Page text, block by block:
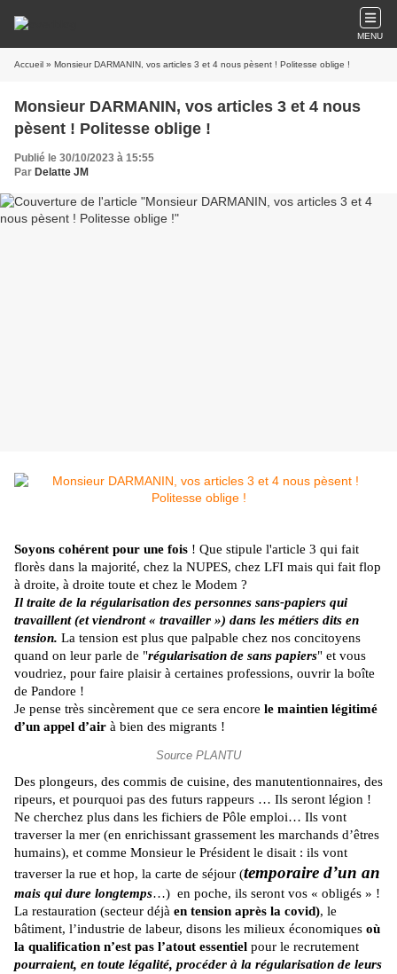
MENU
Accueil » Monsieur DARMANIN, vos articles 3 et 4 nous pèsent ! Politesse oblige !
Monsieur DARMANIN, vos articles 3 et 4 nous
pèsent ! Politesse oblige !
Publié le 30/10/2023 à 15:55
Par Delatte JM
Soyons cohérent pour une fois ! Que stipule l'article 3 qui fait
florès dans la majorité, chez la NUPES, chez LFI mais qui fait flop
à droite, à droite toute et chez le Modem ?
Il traite de la régularisation des personnes sans-papiers qui
travaillent (et viendront « travailler ») dans les métiers dits en
tension. La tension est plus que palpable chez nos concitoyens
quand on leur parle de "régularisation de sans papiers" et vous
voudriez, pour faire plaisir à certaines professions, ouvrir la boîte
de Pandore !
Je pense très sincèrement que ce sera encore le maintien légitimé
d’un appel d’air à bien des migrants !
Source PLANTU
Des plongeurs, des commis de cuisine, des manutentionnaires, des
ripeurs, et pourquoi pas des futurs rappeurs … Ils seront légion !
Ne cherchez plus dans les fichiers de Pôle emploi… Ils vont
traverser la mer (en enrichissant grassement les marchands d’êtres
humains), et comme Monsieur le Président le disait : ils vont
traverser la rue et hop, la carte de séjour (temporaire d’un an
mais qui dure longtemps…) en poche, ils seront vos « obligés » !
La restauration (secteur déjà en tension après la covid), le
bâtiment, l’industrie de labeur, disons les milieux économiques où
la qualification n’est pas l’atout essentiel pour le recrutement
pourraient, en toute légalité, procéder à la régularisation de leurs